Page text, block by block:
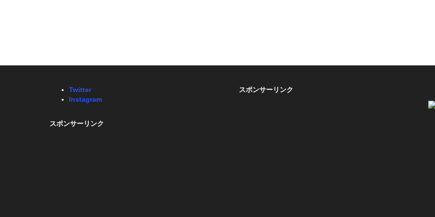
Twitter
Instagram
スポンサーリンク
スポンサーリンク